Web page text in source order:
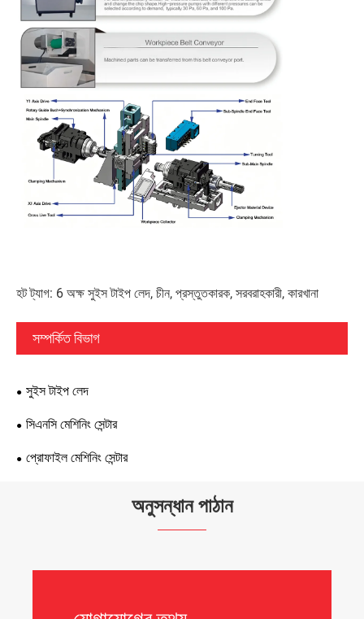
হট ট্যাগ: 6 অক্ষ সুইস টাইপ লেদ, চীন, প্রস্তুতকারক, সরবরাহকারী, কারখানা
সম্পর্কিত বিভাগ
সুইস টাইপ লেদ
সিএনসি মেশিনিং সেন্টার
প্রোফাইল মেশিনিং সেন্টার
অনুসন্ধান পাঠান